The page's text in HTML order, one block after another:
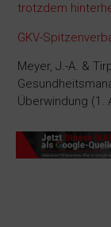
trotzdem
GKV-
Meyer, J.-A. &
Überwindung (1.